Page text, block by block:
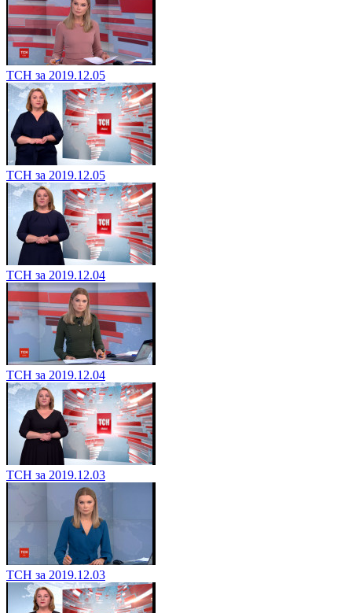
ТСН за 2019.12.05
ТСН за 2019.12.05
ТСН за 2019.12.04
ТСН за 2019.12.04
ТСН за 2019.12.03
ТСН за 2019.12.03